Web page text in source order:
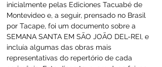
inicialmente pelas Ediciones Tacuabé de
Montevideo e, a seguir, prensado no Brasil
por Tacape, foi um documento sobre a
SEMANA SANTA EM SÃO JOÃO DEL-REI, e
incluía algumas das obras mais
representativas do repertório de cada